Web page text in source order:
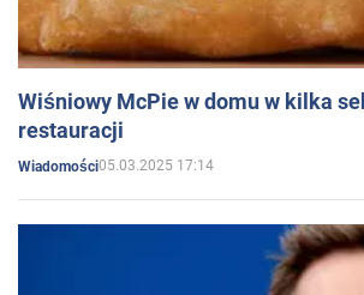
Wiśniowy McPie w domu w kilka
restauracji
Wiadomości05.03.2025 17:14